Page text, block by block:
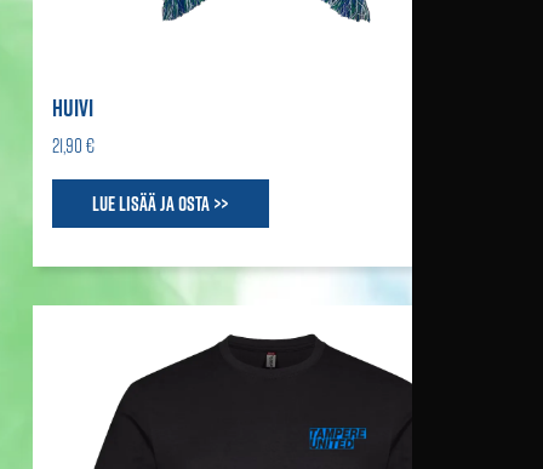
HUIVI
21,90 €
Lue lisää ja osta >>